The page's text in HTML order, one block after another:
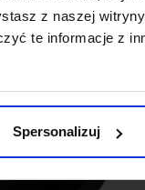
z naszej
te informacje z
Spersonalizuj